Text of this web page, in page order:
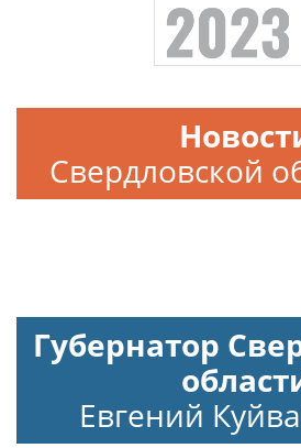
Свердловской
Губернатор
Евгений